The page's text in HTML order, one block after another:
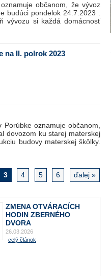
občanom, že vývoz
budúci pondelok 24.7.2023 .
vývozu si každá domácnosť
na II. polrok 2023
oznamuje občanom,
dovozom ku starej materskej
budovy materskej škôlky.
3 4 5 6 ďalej »
ZMENA OTVÁRACÍCH
HODIN ZBERNÉHO
DVORA
26.03.2026
celý článok